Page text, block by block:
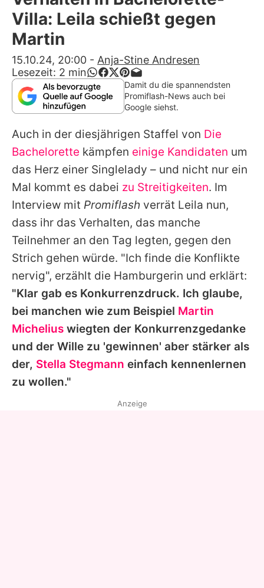
Alle Themen auf Promiflash
App runterladen
Team
Redaktionelle Richtlinien
Impressum
Datenschutzerklärung
Nutzungsbedingungen
Utiq verwalten
Villa: Leila schießt gegen
Martin
15.10.24, 20:00 - Anja-Stine Andresen
Lesezeit: 2 min
Damit du die spannendsten
Promiflash-News auch bei
Google siehst.
Auch in der diesjährigen Staffel von Die
Bachelorette kämpfen einige Kandidaten um
das Herz einer Singlelady – und nicht nur ein
Mal kommt es dabei zu Streitigkeiten. Im
Interview mit Promiflash verrät Leila nun,
dass ihr das Verhalten, das manche
Teilnehmer an den Tag legten, gegen den
Strich gehen würde. "Ich finde die Konflikte
nervig", erzählt die Hamburgerin und erklärt:
"Klar gab es Konkurrenzdruck. Ich glaube,
bei manchen wie zum Beispiel Martin
Michelius wiegten der Konkurrenzgedanke
und der Wille zu 'gewinnen' aber stärker als
der, Stella Stegmann einfach kennenlernen
zu wollen."
Anzeige